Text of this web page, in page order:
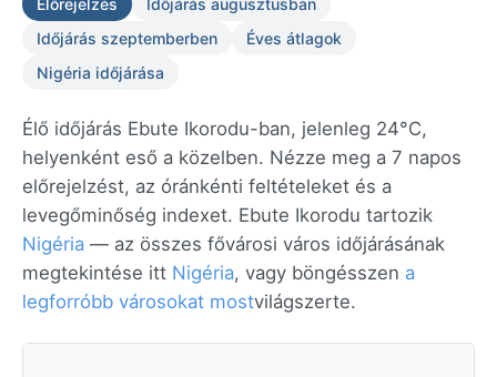
Előrejelzés
Időjárás augusztusban
Időjárás szeptemberben
Éves átlagok
Nigéria időjárása
Élő időjárás Ebute Ikorodu-ban, jelenleg 24°C,
helyenként eső a közelben. Nézze meg a 7 napos
előrejelzést, az óránkénti feltételeket és a
levegőminőség indexet. Ebute Ikorodu tartozik
Nigéria — az összes fővárosi város időjárásának
megtekintése itt Nigéria, vagy böngésszen a
legforróbb városokat mostvilágszerte.